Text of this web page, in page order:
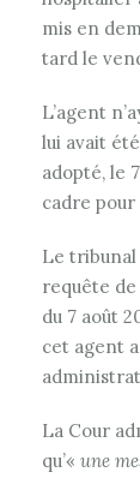
mis en
tard le
L’agent
lui avait
adopté, le
cadre
Le
requête
du 7 août
cet agent
La Cour
qu’« une